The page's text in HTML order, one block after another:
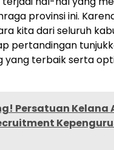
provinsi ini.
kita dari seluruh
pertandingan
yang terbaik serta
Persatuan Kelana